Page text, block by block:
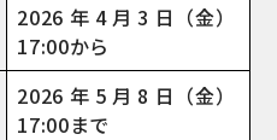
2026 年 4 月 3 日（金）
17:00から
2026 年 5 月 8 日（金）
17:00まで